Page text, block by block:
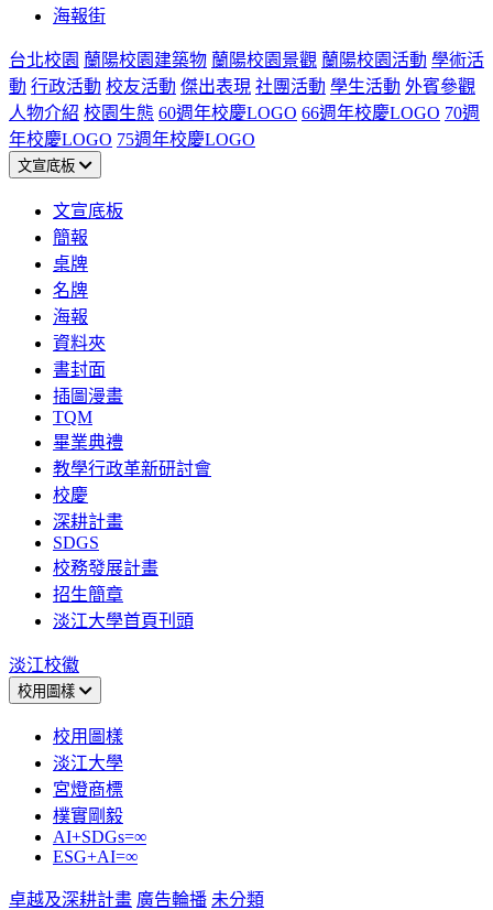
海報街
台北校園 蘭陽校園建築物 蘭陽校園景觀 蘭陽校園活動 學術活
動 行政活動 校友活動 傑出表現 社團活動 學生活動 外賓參觀
人物介紹 校園生態 60週年校慶LOGO 66週年校慶LOGO 70週
年校慶LOGO 75週年校慶LOGO
文宣底板
文宣底板
簡報
桌牌
名牌
海報
資料夾
書封面
插圖漫畫
TQM
畢業典禮
教學行政革新研討會
校慶
深耕計畫
SDGS
校務發展計畫
招生簡章
淡江大學首頁刊頭
淡江校徽
校用圖樣
校用圖樣
淡江大學
宮燈商標
樸實剛毅
AI+SDGs=∞
ESG+AI=∞
卓越及深耕計畫 廣告輪播 未分類